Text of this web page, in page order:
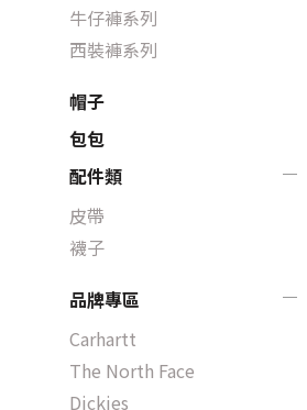
牛仔褲系列
西裝褲系列
帽子
包包
配件類
皮帶
襪子
品牌專區
Carhartt
The North Face
Dickies